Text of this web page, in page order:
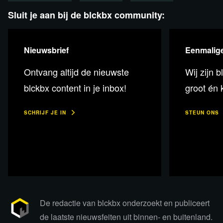
verhaal dat de reguliere media zelden haalt.
Deze uitzending is ook als
podcast te beluisteren!
Lees 2 reacties
Sluit je aan bij de blckbx community:
Nieuwsbrief
Ontvang altijd de nieuwste
blckbx content in je inbox!
SCHRIJF JE IN
Wij zijn
groot én
STEUN ONS
De redactie van blckbx onderzoekt en publiceert
de laatste nieuwsfeiten uit binnen- en buitenland.